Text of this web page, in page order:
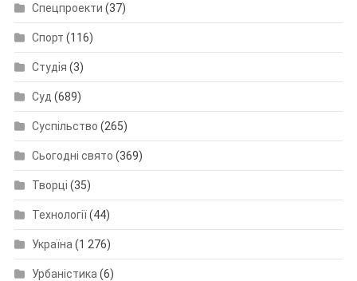
Спецпроекти (37)
Спорт (116)
Студія (3)
Суд (689)
Суспільство (265)
Сьогодні свято (369)
Творці (35)
Технології(44)
Україна (1 276)
Урбаністика (6)